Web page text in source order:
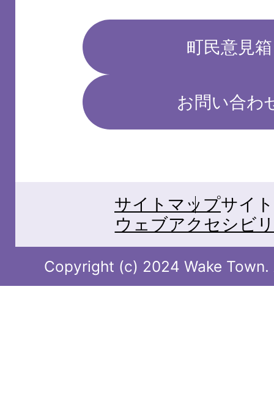
町民意見箱
お問い合わ
サイトマップサイ
ウェブアクセシビ
Copyright (c) 2024 Wake Town.